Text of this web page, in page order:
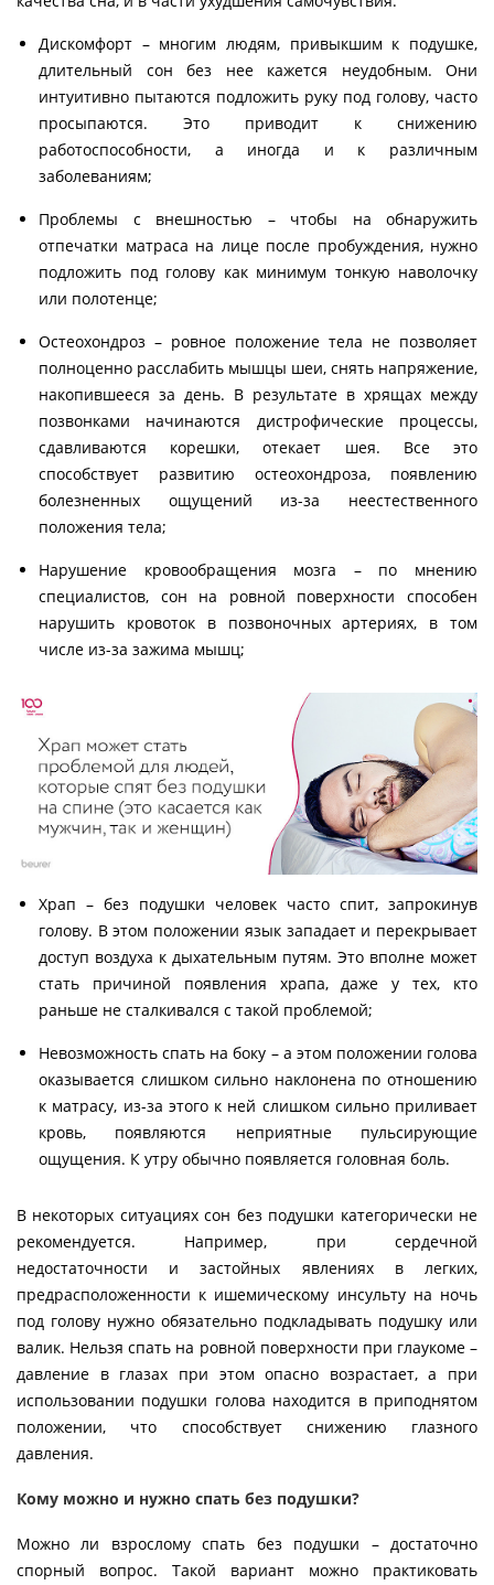
Дискомфорт – многим людям, привыкшим к подушке,
длительный сон без нее кажется неудобным. Они
интуитивно пытаются подложить руку под голову, часто
просыпаются. Это приводит к снижению
работоспособности, а иногда и к различным
заболеваниям;
Проблемы с внешностью – чтобы на обнаружить
отпечатки матраса на лице после пробуждения, нужно
подложить под голову как минимум тонкую наволочку
или полотенце;
Остеохондроз – ровное положение тела не позволяет
полноценно расслабить мышцы шеи, снять напряжение,
накопившееся за день. В результате в хрящах между
позвонками начинаются дистрофические процессы,
сдавливаются корешки, отекает шея. Все это
способствует развитию остеохондроза, появлению
болезненных ощущений из-за неестественного
положения тела;
Нарушение кровообращения мозга – по мнению
специалистов, сон на ровной поверхности способен
нарушить кровоток в позвоночных артериях, в том
числе из-за зажима мышц;
Храп – без подушки человек часто спит, запрокинув
голову. В этом положении язык западает и перекрывает
доступ воздуха к дыхательным путям. Это вполне может
стать причиной появления храпа, даже у тех, кто
раньше не сталкивался с такой проблемой;
Невозможность спать на боку – а этом положении голова
оказывается слишком сильно наклонена по отношению
к матрасу, из-за этого к ней слишком сильно приливает
кровь, появляются неприятные пульсирующие
ощущения. К утру обычно появляется головная боль.
В некоторых ситуациях сон без подушки категорически не
рекомендуется. Например, при сердечной
недостаточности и застойных явлениях в легких,
предрасположенности к ишемическому инсульту на ночь
под голову нужно обязательно подкладывать подушку или
валик. Нельзя спать на ровной поверхности при глаукоме –
давление в глазах при этом опасно возрастает, а при
использовании подушки голова находится в приподнятом
положении, что способствует снижению глазного
давления.
Кому можно и нужно спать без подушки?
Можно ли взрослому спать без подушки – достаточно
спорный вопрос. Такой вариант можно практиковать